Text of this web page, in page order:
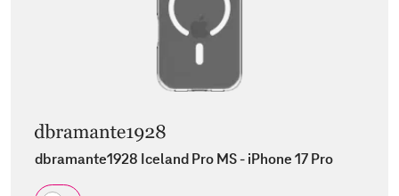
dbramante1928 Iceland Pro MS - iPhone 17 Pro